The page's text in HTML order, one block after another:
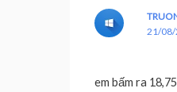
21/08/
em bấm ra